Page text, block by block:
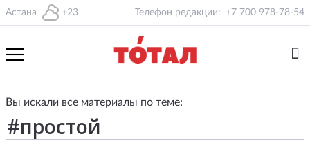
Астана +23 Телефон редакции: +7 700 978-78-54
Вы искали все материалы по теме: